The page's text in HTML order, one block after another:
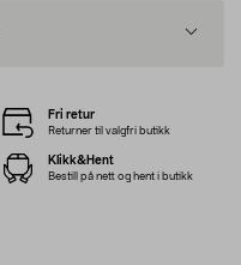
Fri retur
Returner til valgfri butikk
Klikk&Hent
Bestill på nett og hent i butikk